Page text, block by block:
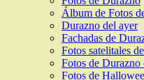
Álbum de Fotos
Durazno del ayer
Fachadas de
Fotos satelitales
Fotos de Durazno
Fotos de